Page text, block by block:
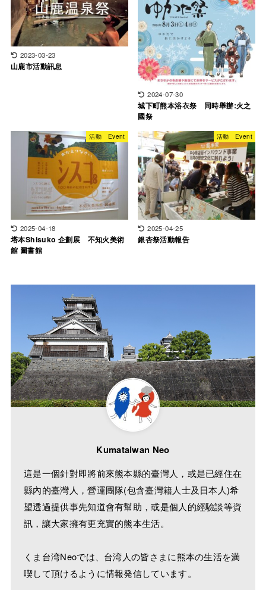
2023-03-23
山鹿市活動訊息
2024-07-30
城下町熊本浴衣祭 同時舉辦:火之
國祭
活動 Event
2025-04-18
塔本Shisuko 企劃展 不知火美術
館 圖書館
活動 Event
2025-04-25
銀杏祭活動報告
Kumataiwan Neo
這是一個針對即將前來熊本縣的臺灣人，或是已經住在
縣內的臺灣人，營運團隊(包含臺灣籍人士及日本人)希
望透過提供事先知道會有幫助，或是個人的經驗談等資
訊，讓大家擁有更充實的熊本生活。
くま台湾Neoでは、台湾人の皆さまに熊本の生活を満
喫して頂けるように情報発信しています。